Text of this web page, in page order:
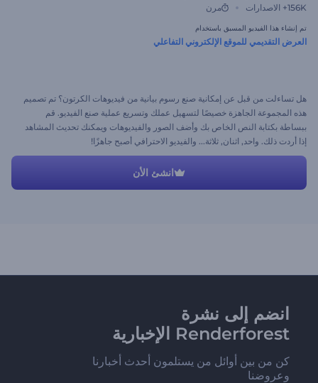
156K+ الاصدارات مرن
تم إنشاء هذا الفيديو المسبق باستخدام
العرض التقديمي للموقع الإلكتروني التفاعلي
هل تساءلت من قبل عن إمكانية صنع رسوم بيانية من فيديوهات الكرتون؟ تم تصميم
هذه المجموعة الجاهزة خصيصًا لتسهيل عملك وتسريع عملية صنع الفيديو. قم
ببساطة بكتابة النص الخاص بك وأضف الصور والفيديوهات ويمكنك تحديث المشاهد
إذا أردت ذلك. واحد, اثنان, ثلاثة... والفيديو الاحترافي أصبح جاهزًا!
انشئ الأن
انضم إلى نشرة
Renderforest الإخبارية
كن من بين أوائل من يستلمون أحدث أخبارنا
وعروضنا